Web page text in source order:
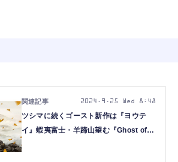
ツシマに続くゴースト新作は『ヨウテ
イ』蝦夷富士・羊蹄山望む『Ghost of
2024.9.25 Wed 8:48